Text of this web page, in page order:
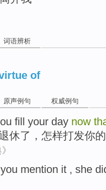
词语辨析
of
原声例句 权威例句
fill your day now
休了 ， 怎样打发你的
you mention it , she